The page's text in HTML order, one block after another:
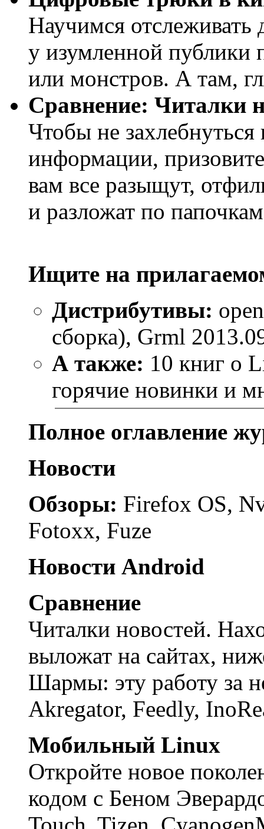
Научимся отслеживать
у изумленной публики
или монстров. А там,
Сравнение: Читалки
Чтобы не
информации,
вам все разыщут,
и разложат по
Ищите на
Дистрибутивы:
сборка), Grml
А также: 10 книг о
горячие новинки и
Полное оглавление
Новости
Обзоры: Firefox OS,
Fotoxx, Fuze
Новости Android
Сравнение
Читалки новостей.
выложат на сайтах,
Шармы: эту работу за
Akregator, Feedly,
Мобильный Linux
Откройте новое
кодом с Беном